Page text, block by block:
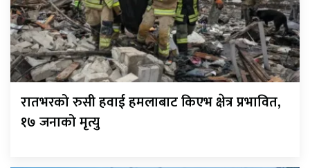
रातभरको रुसी हवाई हमलाबाट किएभ क्षेत्र प्रभावित,
१७ जनाको मृत्यु